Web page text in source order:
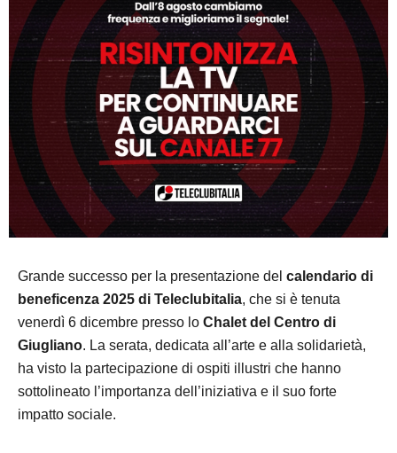
Grande successo per la presentazione del calendario di
beneficenza 2025 di Teleclubitalia, che si è tenuta
venerdì 6 dicembre presso lo Chalet del Centro di
Giugliano. La serata, dedicata all’arte e alla solidarietà,
ha visto la partecipazione di ospiti illustri che hanno
sottolineato l’importanza dell’iniziativa e il suo forte
impatto sociale.